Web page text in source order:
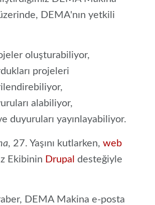
DEMA'nın yetkili
oluşturabiliyor,
projeleri
alabiliyor,
duyuruları yayınlayabiliyor.
, 27. Yaşını kutlarken, web
Ekibinin Drupal desteğiyle
DEMA Makina e-posta